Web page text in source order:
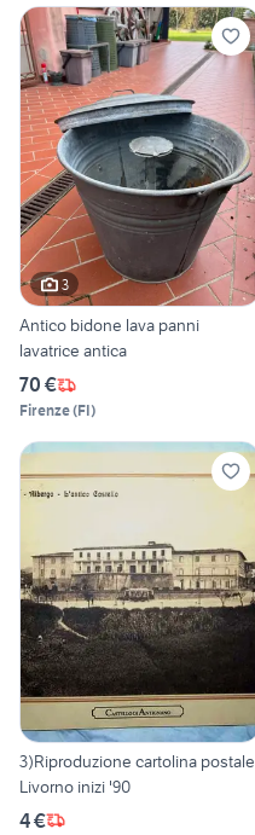
3
Antico bidone lava panni
lavatrice antica
70 €
Firenze(FI)
3)Riproduzione cartolina postale
Livorno inizi '90
4 €